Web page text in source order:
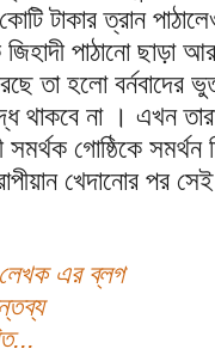
টাকার ত্রান
পাঠানো ছাড়া
তা হলো বর্নবাদের
থাকবে না । এখন
সমর্থক গোষ্ঠিকে
খেদানোর পর সেই
এর ব্লগ